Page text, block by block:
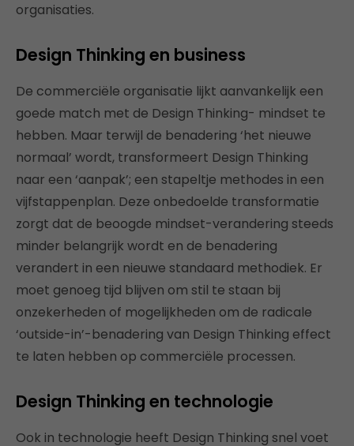
organisaties.
Design Thinking en business
De commerciële organisatie lijkt aanvankelijk een
goede match met de Design Thinking- mindset te
hebben. Maar terwijl de benadering ‘het nieuwe
normaal’ wordt, transformeert Design Thinking
naar een ‘aanpak’; een stapeltje methodes in een
vijfstappenplan. Deze onbedoelde transformatie
zorgt dat de beoogde mindset-verandering steeds
minder belangrijk wordt en de benadering
verandert in een nieuwe standaard methodiek. Er
moet genoeg tijd blijven om stil te staan bij
onzekerheden of mogelijkheden om de radicale
‘outside-in’-benadering van Design Thinking effect
te laten hebben op commerciële processen.
Design Thinking en technologie
Ook in technologie heeft Design Thinking snel voet